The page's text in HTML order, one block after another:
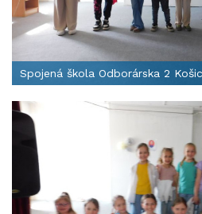
Spojená škola Odborárska 2